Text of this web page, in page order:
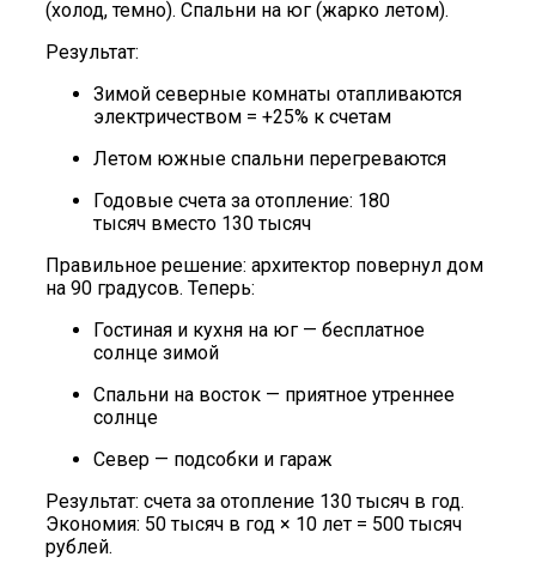
(холод, темно). Спальни на юг (жарко летом).
Результат:
Зимой северные комнаты отапливаются
электричеством = +25% к счетам
Летом южные спальни перегреваются
Годовые счета за отопление: 180
тысяч вместо 130 тысяч
Правильное решение: архитектор повернул дом
на 90 градусов. Теперь:
Гостиная и кухня на юг — бесплатное
солнце зимой
Спальни на восток — приятное утреннее
солнце
Север — подсобки и гараж
Результат: счета за отопление 130 тысяч в год.
Экономия: 50 тысяч в год × 10 лет = 500 тысяч
рублей.